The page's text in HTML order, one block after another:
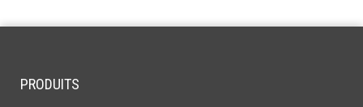
PRODUITS